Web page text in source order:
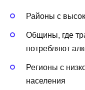
Районы с
Общины, где
потребляют
Регионы с
населения